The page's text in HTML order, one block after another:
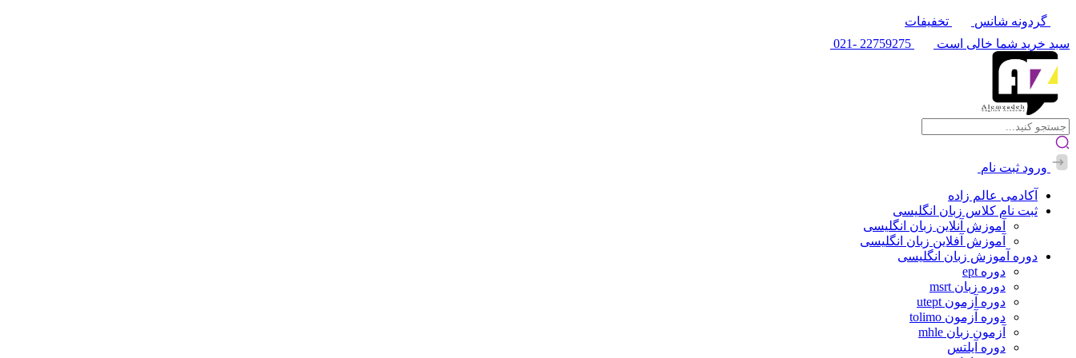
گردونه شانس
تخفیفات
سبد خرید شما خالی است
22759275
-021
ورود ثبت نام
آکادمی عالم زاده
ثبت نام کلاس زبان انگلیسی
آموزش آنلاین زبان انگلیسی
آموزش آفلاین زبان انگلیسی
دوره آموزش زبان انگلیسی
دوره ept
دوره زبان msrt
دوره آزمون utept
دوره آزمون tolimo
آزمون زبان mhle
دوره آیلتس